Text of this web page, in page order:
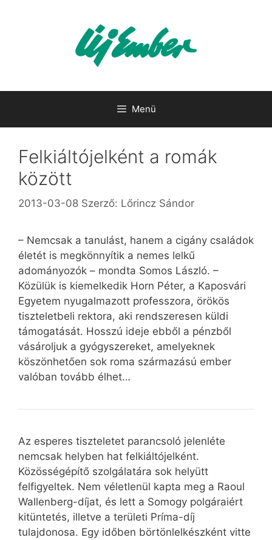
Menü
Felkiáltójelként a romák
között
2013-03-08 Szerző: Lőrincz Sándor
– Nemcsak a tanulást, hanem a cigány családok
életét is megkönnyítik a nemes lelkű
adományozók – mondta Somos László. –
Közülük is kiemelkedik Horn Péter, a Kaposvári
Egyetem nyugalmazott professzora, örökös
tiszteletbeli rektora, aki rendszeresen küldi
támogatását. Hosszú ideje ebből a pénzből
vásároljuk a gyógyszereket, amelyeknek
köszönhetően sok roma származású ember
valóban tovább élhet…
Az esperes tiszteletet parancsoló jelenléte
nemcsak helyben hat felkiáltójelként.
Közösségépítő szolgálatára sok helyütt
felfigyeltek. Nem véletlenül kapta meg a Raoul
Wallenberg-díjat, és lett a Somogy polgáraiért
kitüntetés, illetve a területi Príma-díj
tulajdonosa. Egy időben börtönlelkészként vitte